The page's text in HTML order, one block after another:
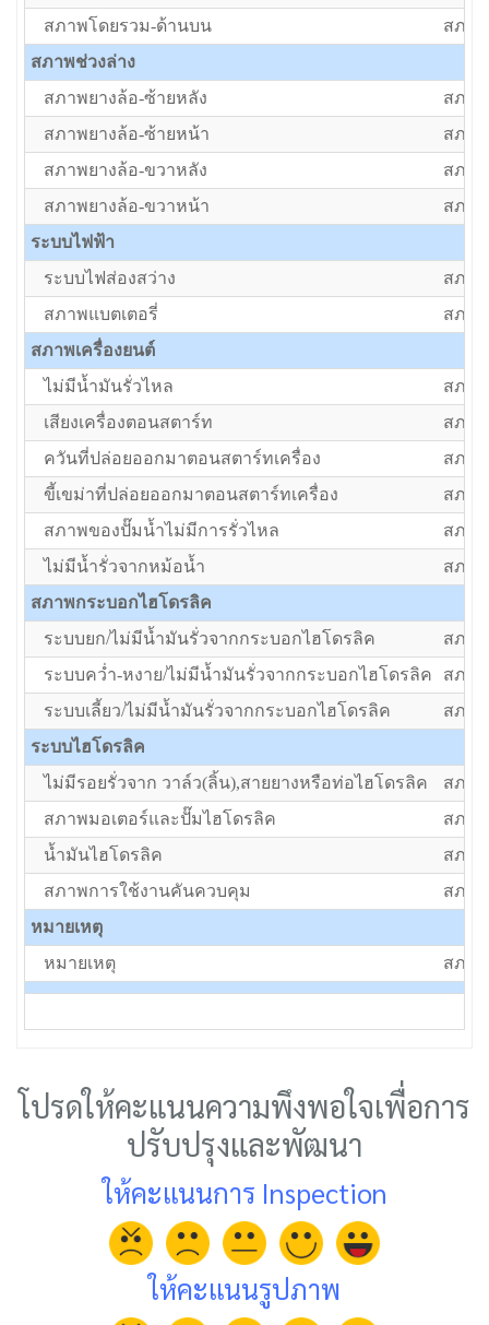
สภาพโดยรวม-ด้านบน
สภา
สภาพช่วงล่าง
สภาพยางล้อ-ซ้ายหลัง
สภา
สภาพยางล้อ-ซ้ายหน้า
สภา
สภาพยางล้อ-ขวาหลัง
สภา
สภาพยางล้อ-ขวาหน้า
สภา
ระบบไฟฟ้า
ระบบไฟส่องสว่าง
สภา
สภาพแบตเตอรี่
สภา
สภาพเครื่องยนต์
ไม่มีน้ำมันรั่วไหล
สภา
เสียงเครื่องตอนสตาร์ท
สภา
ควันที่ปล่อยออกมาตอนสตาร์ทเครื่อง
สภา
ขี้เขม่าที่ปล่อยออกมาตอนสตาร์ทเครื่อง
สภา
สภาพของปั๊มน้ำไม่มีการรั่วไหล
สภา
ไม่มีน้ำรั่วจากหม้อน้ำ
สภา
สภาพกระบอกไฮโดรลิค
ระบบยก/ไม่มีน้ำมันรั่วจากกระบอกไฮโดรลิค
สภา
ระบบคว่ำ-หงาย/ไม่มีน้ำมันรั่วจากกระบอกไฮโดรลิค
สภา
ระบบเลี้ยว/ไม่มีน้ำมันรั่วจากกระบอกไฮโดรลิค
สภา
ระบบไฮโดรลิค
ไม่มีรอยรั่วจาก วาล์ว(ลิ้น),สายยางหรือท่อไฮโดรลิค
สภา
สภาพมอเตอร์และปั๊มไฮโดรลิค
สภา
น้ำมันไฮโดรลิค
สภา
สภาพการใช้งานคันควบคุม
สภา
หมายเหตุ
หมายเหตุ
สภา
โปรดให้คะแนนความพึงพอใจเพื่อการ
ปรับปรุงและพัฒนา
ให้คะแนนการ Inspection
ให้คะแนนรูปภาพ